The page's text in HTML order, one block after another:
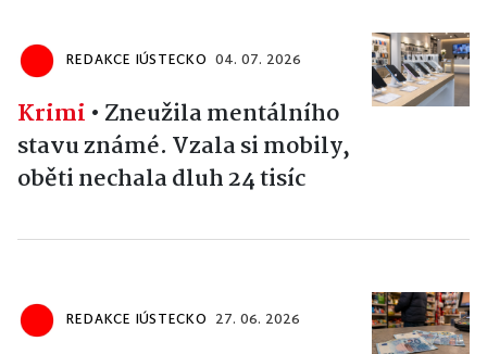
REDAKCE IÚSTECKO 04. 07. 2026
Krimi • Zneužila mentálního
stavu známé. Vzala si mobily,
oběti nechala dluh 24 tisíc
REDAKCE IÚSTECKO 27. 06. 2026